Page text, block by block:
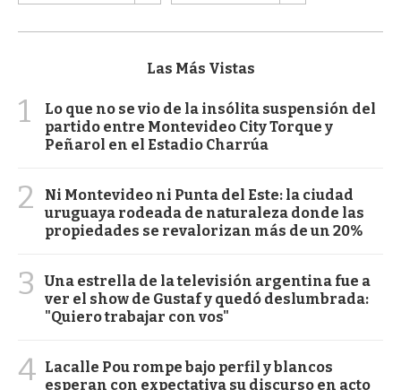
Las Más Vistas
1
Lo que no se vio de la insólita suspensión del
partido entre Montevideo City Torque y
Peñarol en el Estadio Charrúa
2
Ni Montevideo ni Punta del Este: la ciudad
uruguaya rodeada de naturaleza donde las
propiedades se revalorizan más de un 20%
3
Una estrella de la televisión argentina fue a
ver el show de Gustaf y quedó deslumbrada:
"Quiero trabajar con vos"
4 Lacalle Pou rompe bajo perfil y blancos
esperan con expectativa su discurso en acto